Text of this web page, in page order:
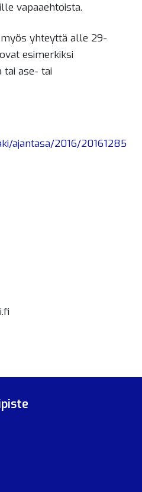
vapaaehtoista.
yhteyttä alle 29-
esimerkiksi
tai ase- tai
ajantasa/2016/20161285